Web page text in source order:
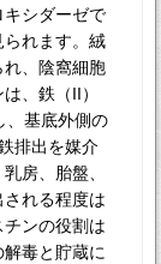
シダーゼで
れます。絨
、陰窩細胞
、鉄（II）
、基底外側の
排出を媒介
房、胎盤、
れる程度は
ンの役割は
毒と貯蔵に